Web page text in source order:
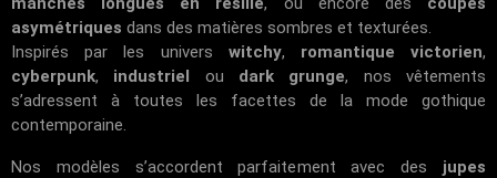
asymétriques dans des matières sombres et texturées.
Inspirés par les univers witchy, romantique victorien,
cyberpunk, industriel ou dark grunge, nos vêtements
s’adressent à toutes les facettes de la mode gothique
contemporaine.
Nos modèles s’accordent parfaitement avec des jupes